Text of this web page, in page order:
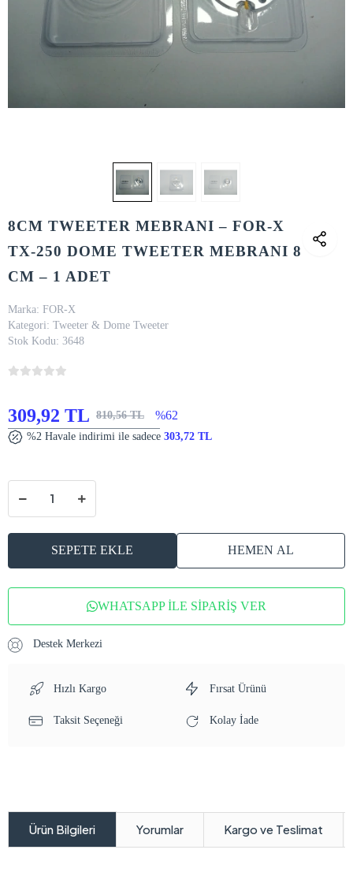
8CM TWEETER MEBRANI – FOR-X
TX-250 DOME TWEETER MEBRANI 8
CM – 1 ADET
Marka: FOR-X
Kategori: Tweeter & Dome Tweeter
Stok Kodu: 3648
309,92 TL 810,56 TL %62
%2 Havale indirimi ile sadece 303,72 TL
SEPETE EKLE HEMEN AL
WHATSAPP İLE SİPARİŞ VER
Destek Merkezi
Hızlı Kargo Fırsat Ürünü
Taksit Seçeneği Kolay İade
Ürün Bilgileri Yorumlar Kargo ve Teslimat